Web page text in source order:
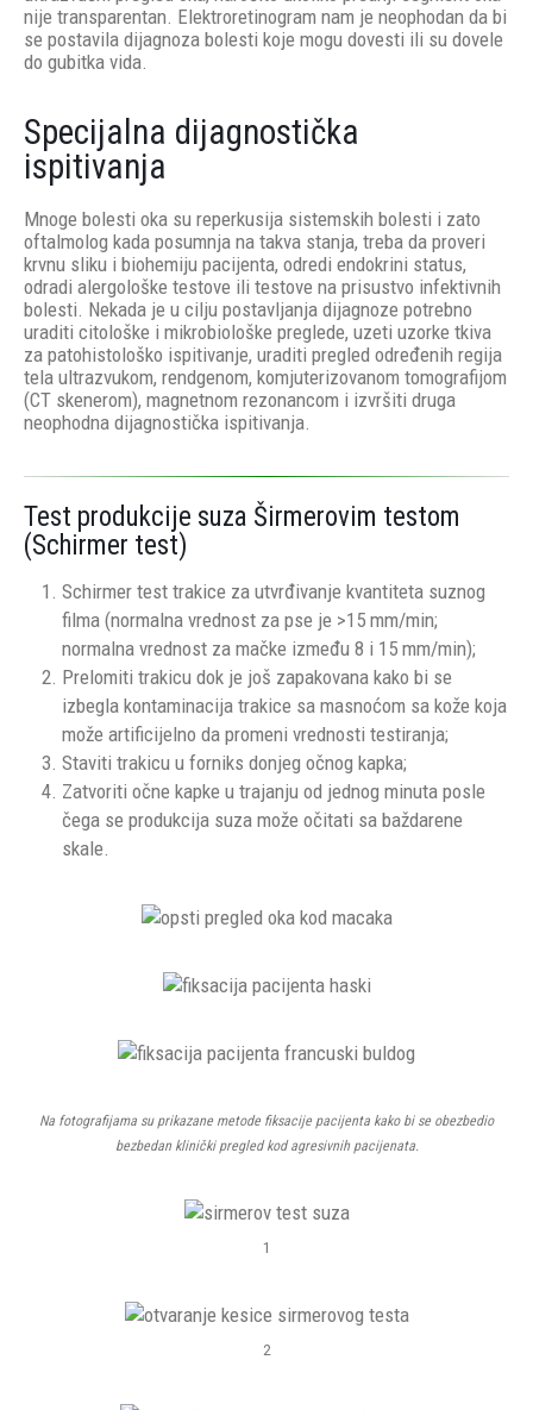
nije transparentan. Elektroretinogram nam je neophodan da bi
se postavila dijagnoza bolesti koje mogu dovesti ili su dovele
do gubitka vida.
Specijalna dijagnostička
ispitivanja
Mnoge bolesti oka su reperkusija sistemskih bolesti i zato
oftalmolog kada posumnja na takva stanja, treba da proveri
krvnu sliku i biohemiju pacijenta, odredi endokrini status,
odradi alergološke testove ili testove na prisustvo infektivnih
bolesti. Nekada je u cilju postavljanja dijagnoze potrebno
uraditi citološke i mikrobiološke preglede, uzeti uzorke tkiva
za patohistološko ispitivanje, uraditi pregled određenih regija
tela ultrazvukom, rendgenom, komjuterizovanom tomografijom
(CT skenerom), magnetnom rezonancom i izvršiti druga
neophodna dijagnostička ispitivanja.
Test produkcije suza Širmerovim testom
(Schirmer test)
Schirmer test trakice za utvrđivanje kvantiteta suznog
filma (normalna vrednost za pse je >15 mm/min;
normalna vrednost za mačke između 8 i 15 mm/min);
Prelomiti trakicu dok je još zapakovana kako bi se
izbegla kontaminacija trakice sa masnoćom sa kože koja
može artificijelno da promeni vrednosti testiranja;
Staviti trakicu u forniks donjeg očnog kapka;
Zatvoriti očne kapke u trajanju od jednog minuta posle
čega se produkcija suza može očitati sa baždarene
skale.
Na fotografijama su prikazane metode fiksacije pacijenta kako bi se obezbedio
bezbedan klinički pregled kod agresivnih pacijenata.
1
2